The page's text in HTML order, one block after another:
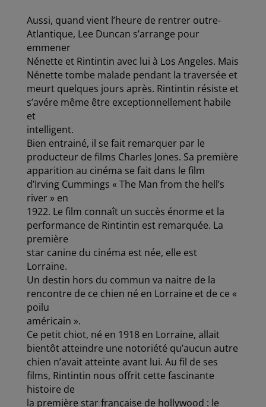
Aussi, quand vient l’heure de rentrer outre-
Atlantique, Lee Duncan s’arrange pour
emmener
Nénette et Rintintin avec lui à Los Angeles. Mais
Nénette tombe malade pendant la traversée et
meurt quelques jours après. Rintintin résiste et
s’avére même être exceptionnellement habile
et
intelligent.
Bien entrainé, il se fait remarquer par le
producteur de films Charles Jones. Sa première
apparition au cinéma se fait dans le film
d’Irving Cummings « The Man from the hell’s
river » en
1922. Le film connaît un succès énorme et la
performance de Rintintin est remarquée. La
première
star canine du cinéma est née, elle est
Lorraine.
Un destin hors du commun va naitre de la
rencontre de ce chien né en Lorraine et de ce «
poilu
américain ».
Ce petit chiot, né en 1918 en Lorraine, allait
bientôt atteindre une notoriété qu’aucun autre
chien n’avait atteinte avant lui. Au fil de ses
films, Rintintin nous offrit cette fascinante
histoire de
la première star française de hollywood : le